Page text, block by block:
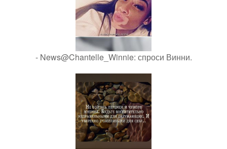
- News@Chantelle_Winnie: спроси Винни.